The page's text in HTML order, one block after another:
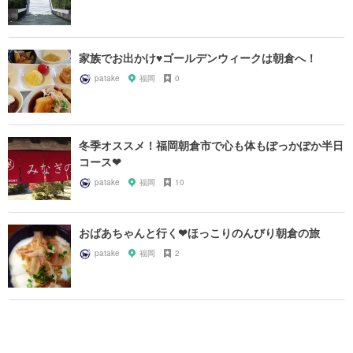
家族でお出かけ♥ゴールデンウィークは朝倉へ！
patake 福岡 0
冬季オススメ！福岡朝倉市で心も体もぽっかぽか半日
コース❤︎
patake 福岡 10
おばあちゃんと行く❤︎ほっこりのんびり朝倉の旅
patake 福岡 2